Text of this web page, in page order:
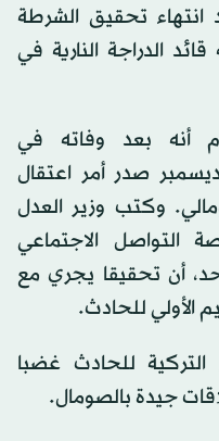
انتهاء تحقيق الشرطة
الدراجة النارية في
أنه بعد وفاته في
صدر أمر اعتقال
وكتب وزير العدل
التواصل الاجتماعي
أن تحقيقا يجري مع
الأولي للحادث.
التركية للحادث غضبا
جيدة بالصومال.